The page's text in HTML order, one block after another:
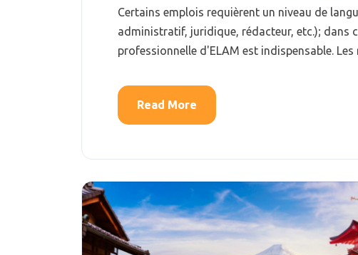
Certains emplois requièrent un niveau de
administratif, juridique, rédacteur, etc.); dans
professionnelle d'ELAM est indispensable.
Read More